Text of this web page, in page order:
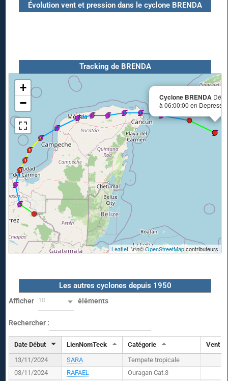
Évolution vent et pression dans le cyclone BRENDA
Tracking de BRENDA
Cyclone BRENDA
à 06:00:00 en
+
−
Leaflet, \r\n©OpenStreetMapcontributeurs
Les autres cyclones depuis 1950
Afficher 10 éléments
Rechercher :
Date Début LienNomTeck Catégorie Vent (
13/11/2024
SARA
Tempete tropicale
03/11/2024
RAFAEL
Ouragan Cat.3